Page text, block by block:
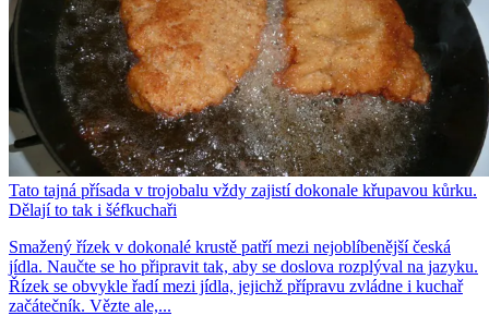
Tato tajná přísada v trojobalu vždy zajistí dokonale křupavou kůrku.
Dělají to tak i šéfkuchaři
Smažený řízek v dokonalé krustě patří mezi nejoblíbenější česká
jídla. Naučte se ho připravit tak, aby se doslova rozplýval na jazyku.
Řízek se obvykle řadí mezi jídla, jejichž přípravu zvládne i kuchař
začátečník. Vězte ale,...